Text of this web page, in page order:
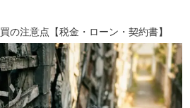
の注意点【税金・ローン・契約書】